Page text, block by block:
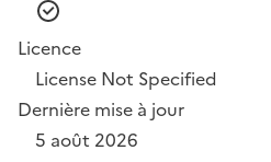
Licence
License Not Specified
Dernière mise à jour
5 août 2026